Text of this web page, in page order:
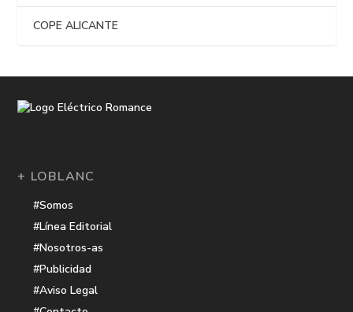
COPE ALICANTE
+ LOBLANC
#Somos
#Línea Editorial
#Nosotros-as
#Publicidad
#Aviso Legal